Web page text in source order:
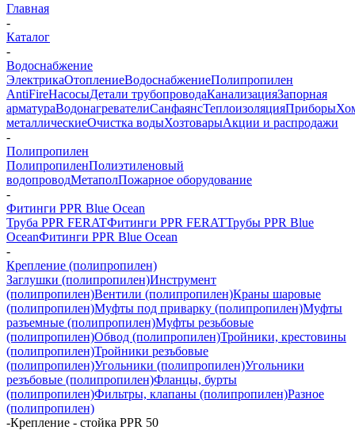
Главная
-
Каталог
-
Водоснабжение
ЭлектрикаОтоплениеВодоснабжениеПолипропилен
AntiFireНасосыДетали трубопроводаКанализацияЗапорная
арматураВодонагревателиСанфаянсТеплоизоляцияПриборы
металлическиеОчистка водыХозтоварыАкции и распродажи
-
Полипропилен
ПолипропиленПолиэтиленовый
водопроводМетаполПожарное оборудование
-
Фитинги PPR Blue Ocean
Труба PPR FERATФитинги PPR FERATТрубы PPR Blue
OceanФитинги PPR Blue Ocean
-
Крепление (полипропилен)
Заглушки (полипропилен)Инструмент
(полипропилен)Вентили (полипропилен)Краны шаровые
(полипропилен)Муфты под приварку (полипропилен)Муфты
разъемные (полипропилен)Муфты резьбовые
(полипропилен)Обвод (полипропилен)Тройники, крестовины
(полипропилен)Тройники резъбовые
(полипропилен)Угольники (полипропилен)Угольники
резъбовые (полипропилен)Фланцы, бурты
(полипропилен)Фильтры, клапаны (полипропилен)Разное
(полипропилен)
-Крепление - стойка PPR 50